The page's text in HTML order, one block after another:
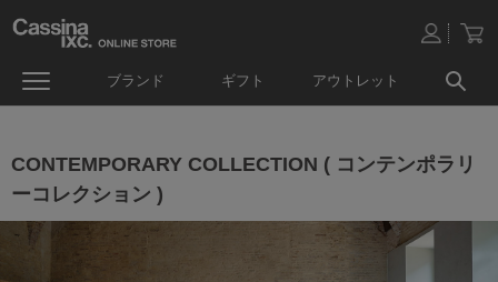
ブランド ギフト アウトレット
CONTEMPORARY COLLECTION ( コンテンポラリ
ーコレクション )